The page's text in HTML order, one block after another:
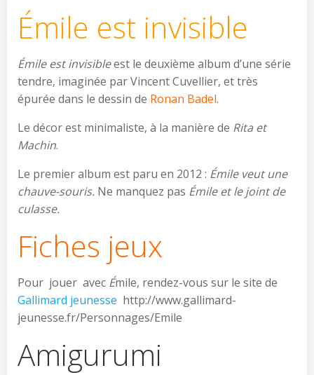
Émile est invisible
Émile est invisibleest le deuxième album d’une série
tendre, imaginée par Vincent Cuvellier, et très
épurée dans le dessin de Ronan Badel.
Le décor est minimaliste, à la manière de Rita et
Machin.
Le premier album est paru en 2012 : Émile veut une
chauve-souris. Ne manquez pas Émile et le joint de
culasse.
Fiches jeux
Pour jouer avec Émile, rendez-vous sur le site de
Gallimard jeunesse http://www.gallimard-
jeunesse.fr/Personnages/Emile
Amigurumi